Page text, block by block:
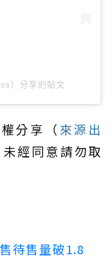
）分享的貼文
分享（來源出
未經同意請勿取
待售量破1.8